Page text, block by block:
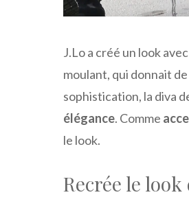
J.Lo a créé un look avec
moulant, qui donnait
sophistication, la diva
élégance. Comme
le look.
Recrée le